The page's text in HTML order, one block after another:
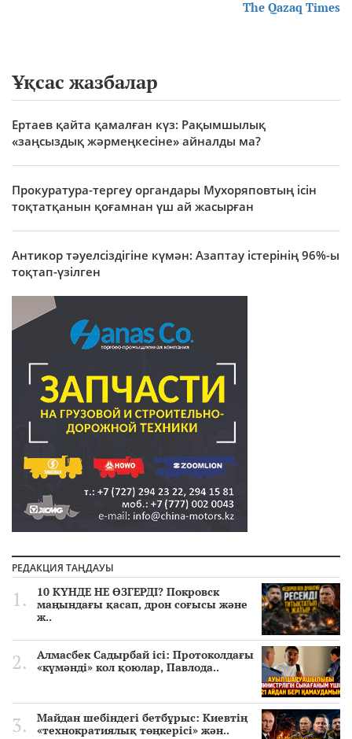
The Qazaq Times
Ұқсас жазбалар
Ертаев қайта қамалған күз: Рақымшылық
«заңсыздық жәрмеңкесіне» айналды ма?
Прокуратура-тергеу органдары Мухоряповтың ісін
тоқтатқанын қоғамнан үш ай жасырған
Антикор тәуелсіздігіне күмән: Азаптау істерінің 96%-ы
тоқтап-үзілген
РЕДАКЦИЯ ТАҢДАУЫ
10 КҮНДЕ НЕ ӨЗГЕРДІ? Покровск
маңындағы қасап, дрон соғысы және
ж..
Алмасбек Садырбай ісі: Протоколдағы
«күмәнді» кол қоюлар, Павлода..
Майдан шебіндегі бетбұрыс: Киевтің
«технократиялық төңкерісі» жән..